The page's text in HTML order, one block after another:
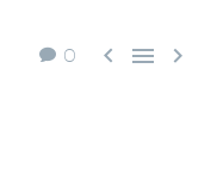
0   